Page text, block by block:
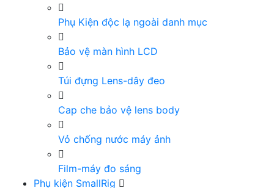
Phụ Kiện độc lạ ngoài danh mục
Bảo vệ màn hình LCD
Túi đựng Lens-dây đeo
Cap che bảo vệ lens body
Vỏ chống nước máy ảnh
Film-máy đo sáng
Phụ kiện SmallRig